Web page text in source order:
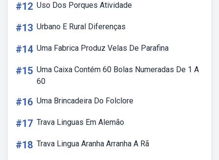
#12 Uso Dos Porques Atividade
#13 Urbano E Rural Diferenças
#14 Uma Fabrica Produz Velas De Parafina
#15 Uma Caixa Contém 60 Bolas Numeradas De 1 A
60
#16 Uma Brincadeira Do Folclore
#17 Trava Linguas Em Alemão
#18 Trava Lingua Aranha Arranha A Rã